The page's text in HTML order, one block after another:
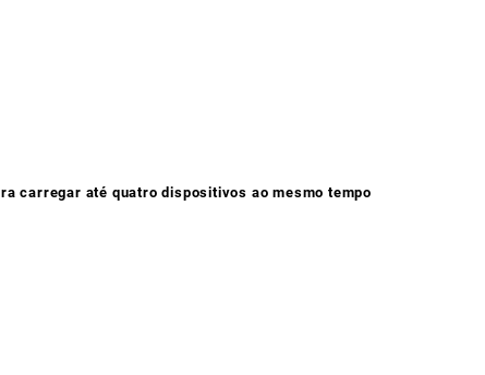
carregar até quatro dispositivos ao mesmo tempo